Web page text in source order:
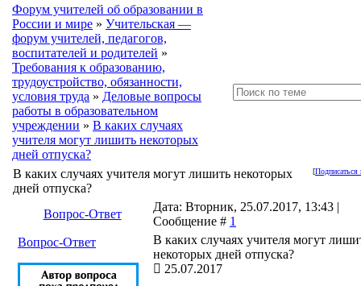
Форум учителей об образовании в
России и мире » Учительская —
форум учителей, педагогов,
воспитателей и родителей »
Требования к образованию,
трудоустройство, обязанности,
условия труда » Деловые вопросы
работы в образовательном
учреждении » В каких случаях
учителя могут лишить некоторых
дней отпуска?
[Подписаться
В каких случаях учителя могут лишить некоторых
дней отпуска?
Вопрос-Ответ
Дата: Вторник, 25.07.2017, 13:43 |
Сообщение # 1
Вопрос-Ответ
В каких случаях учителя могут
некоторых дней отпуска?
25.07.2017